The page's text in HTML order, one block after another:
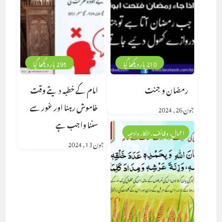
295 بار دیکھا گیا
امام کے خطبہ دیتے وقت
خاموش رہنا اور غور سے
سننا واجب ہے
جون 13, 2024
210 بار دیکھا گیا
رمضان و جنت
جون 26, 2024
اعمال، وظائف، اذکار وادعیہ